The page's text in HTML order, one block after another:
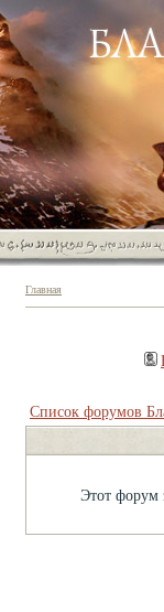
Главная
Список форумов
Этот форум